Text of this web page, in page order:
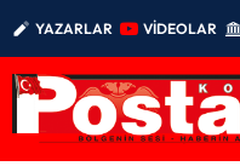
YAZARLAR VİDEOLAR